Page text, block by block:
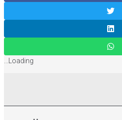
Loading...